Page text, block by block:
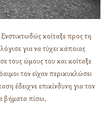
κοίταξε προς τη
για να τύχει κάποιας
τους ώμους του και κοίταξε
τον είχαν περικυκλώσει
έδειχνε επικίνδυνη για τον
βήματα πίσω,